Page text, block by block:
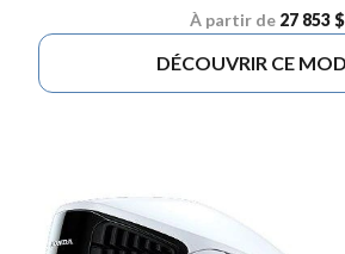
À partir de 27 853 $
DÉCOUVRIR CE